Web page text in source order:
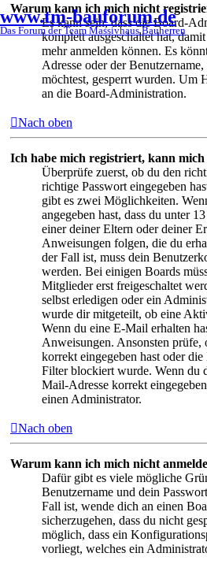
www.tm-bauforum.de
Das Forum der Team Massivhaus Bauherren
Warum kann ich mich nicht
Es kann sein, dass die Board-
komplett ausgeschaltet hat,
mehr anmelden können. Es
Adresse oder der
möchtest, gesperrt wurden. Um
an die Board-Administration.
Nach oben
Ich habe mich registriert, kann
Überprüfe zuerst, ob du den
richtige Passwort eingegeben
gibt es zwei Möglichkeiten.
angegeben hast, dass du unter
einer deiner Eltern oder deiner
Anweisungen folgen, die du
der Fall ist, muss dein
werden. Bei einigen Boards
Mitglieder erst freigeschaltet
selbst erledigen oder ein
wurde dir mitgeteilt, ob eine
Wenn du eine E-Mail erhalten
Anweisungen. Ansonsten
korrekt eingegeben hast oder
Filter blockiert wurde. Wenn du
Mail-Adresse korrekt
einen Administrator.
Nach oben
Warum kann ich mich nicht
Dafür gibt es viele mögliche
Benutzername und dein
Fall ist, wende dich an einen
sicherzugehen, dass du nicht
möglich, dass ein
vorliegt, welches ein